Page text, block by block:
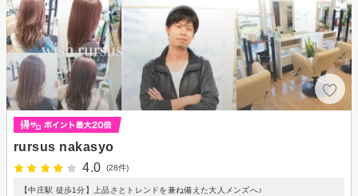
rursus nakasyo
4.0
(28件)
【中庄駅 徒歩1分】上品さとトレンドを兼ね備えた大人メンズへ♪